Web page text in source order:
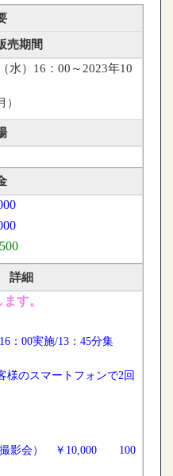
売期間
）16：00～2023年10
詳細
す。
：00実施/13：45分集
様のスマートフォンで2回
撮影会） ￥10,000 100